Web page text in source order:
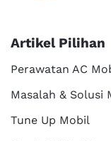
Artikel Pilihan
Perawatan AC
Masalah & Solusi
Tune Up Mobil